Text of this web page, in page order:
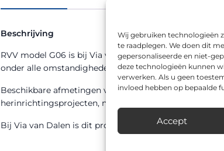
Wij gebruiken technologieën
te raadplegen. We doen dit
gepersonaliseerde en niet-
deze technologieën kunnen
verwerken. Als u geen
invloed hebben op bepaalde
Accept
Beschrijving
RVV model G06 is bij Via van Dalen verkrijgbaar als
onder alle omstandigheden goed afleesbaar.
Beschikbare afmetingen voor dit model zijn onder
herinrichtingsprojecten, nieuwbouwwijken en op
Bij Via van Dalen is dit product snel leverbaar; onze